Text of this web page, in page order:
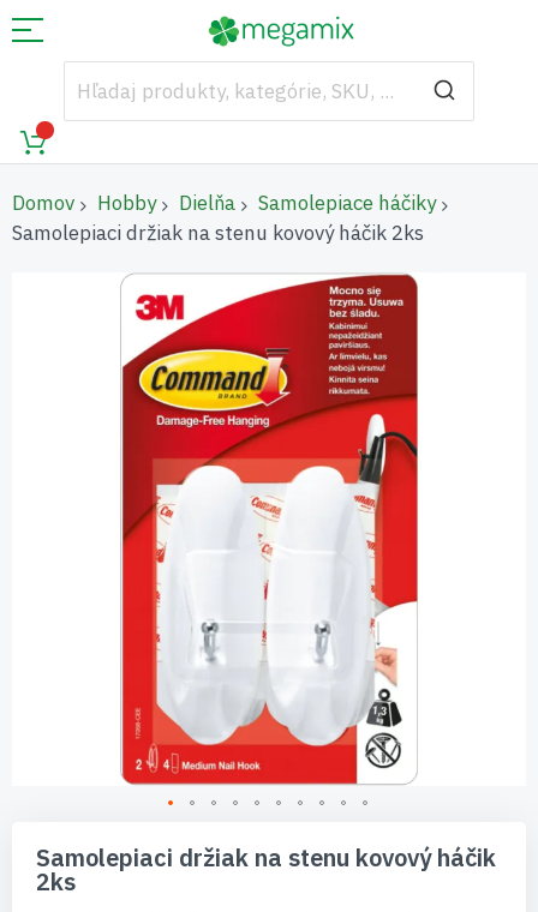
Domov Hobby Dielňa
Samolepiace háčiky
Samolepiaci držiak na stenu kovový háčik 2ks
začiatok
galérie
Samolepiaci držiak na stenu kovový háčik
2ks